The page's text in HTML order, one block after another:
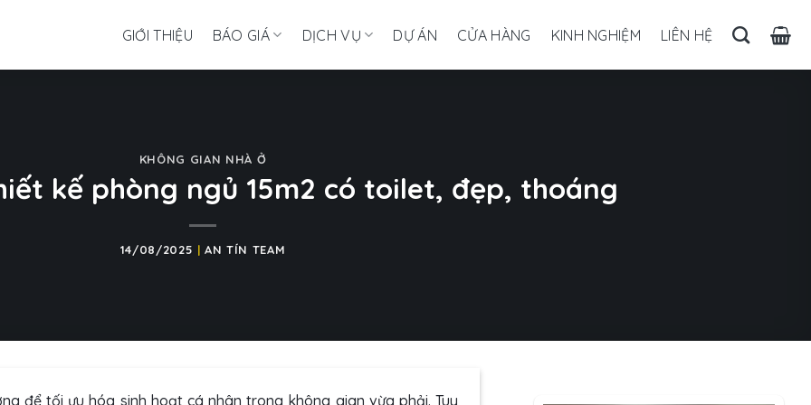
GIỚI THIỆU BÁO GIÁ DỊCH VỤ DỰ ÁN CỬA HÀNG KINH NGHIỆM LIÊN HỆ
KHÔNG GIAN NHÀ Ở
kế phòng ngủ 15m2 có toilet, đẹp, thoáng
14/08/2025 |AN TÍN TEAM
để tối ưu hóa sinh hoạt cá nhân trong không gian vừa phải. Tuy